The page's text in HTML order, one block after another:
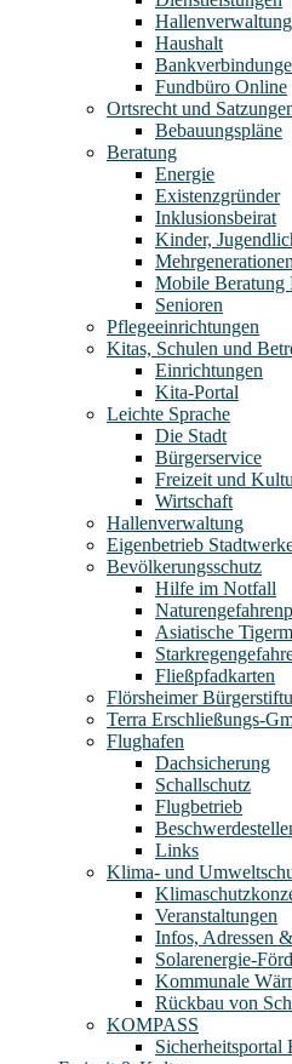
Hallenverwaltung
Haushalt
Fundbüro Online
Ortsrecht und
Bebauungspläne
Beratung
Energie
Existenzgründer
Inklusionsbeirat
Kinder,
Mobile Beratung
Senioren
Pflegeeinrichtungen
Kitas, Schulen und
Einrichtungen
Kita-Portal
Leichte Sprache
Die Stadt
Bürgerservice
Freizeit und
Wirtschaft
Hallenverwaltung
Eigenbetrieb
Bevölkerungsschutz
Hilfe im Notfall
Asiatische
Fließpfadkarten
Flörsheimer
Terra Erschließungs-
Flughafen
Dachsicherung
Schallschutz
Flugbetrieb
Links
Klima- und
Veranstaltungen
Infos, Adressen
Solarenergie-
Kommunale
Rückbau von
KOMPASS
Sicherheitsportal